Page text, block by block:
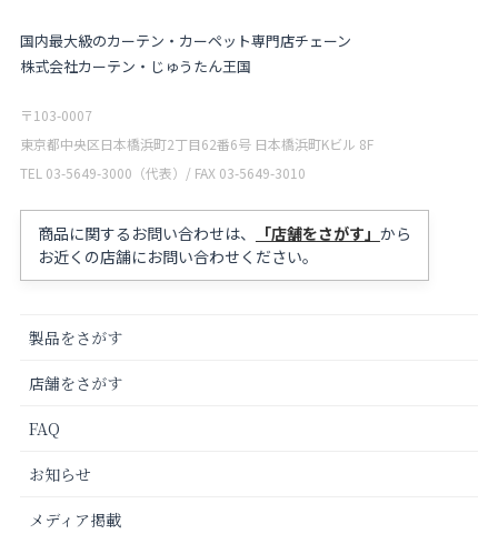
国内最大級のカーテン・カーペット専門店チェーン
株式会社カーテン・じゅうたん王国
〒103-0007
東京都中央区日本橋浜町2丁目62番6号 日本橋浜町Kビル 8F
TEL 03-5649-3000（代表）/ FAX 03-5649-3010
商品に関するお問い合わせは、 「店舗をさがす」 から
お近くの店舗にお問い合わせください。
製品をさがす
店舗をさがす
FAQ
お知らせ
メディア掲載